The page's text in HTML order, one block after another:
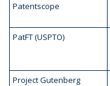
Patentscope
PatFT (USPTO)
Project Gutenberg